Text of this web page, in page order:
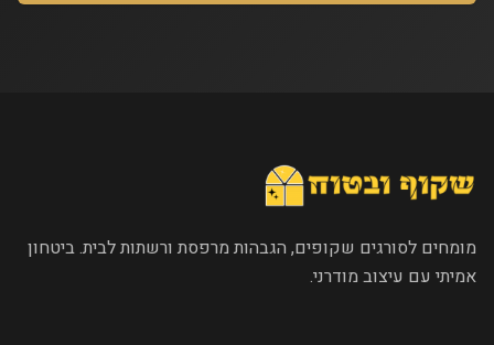
מומחים לסורגים שקופים, הגבהות מרפסת ורשתות לבית. ביטחון
אמיתי עם עיצוב מודרני.